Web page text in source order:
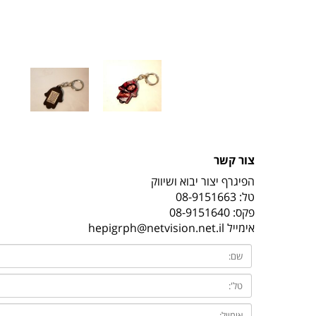
צור קשר
הפיגרף יצור יבוא ושיווק
טל: 08-9151663
פקס: 08-9151640
אימייל hepigrph@netvision.net.il